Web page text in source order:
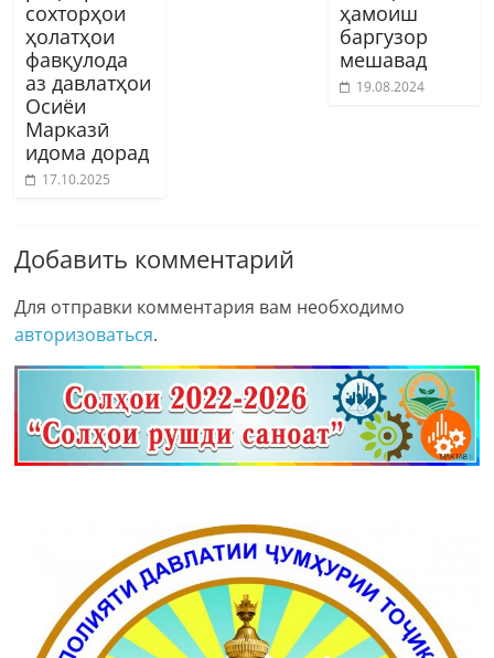
сохторҳои
ҳолатҳои
фавқулода
аз давлатҳои
Осиёи
Марказӣ
идома дорад
17.10.2025
ҳамоиш
баргузор
мешавад
19.08.2024
Добавить комментарий
Для отправки комментария вам необходимо
авторизоваться.